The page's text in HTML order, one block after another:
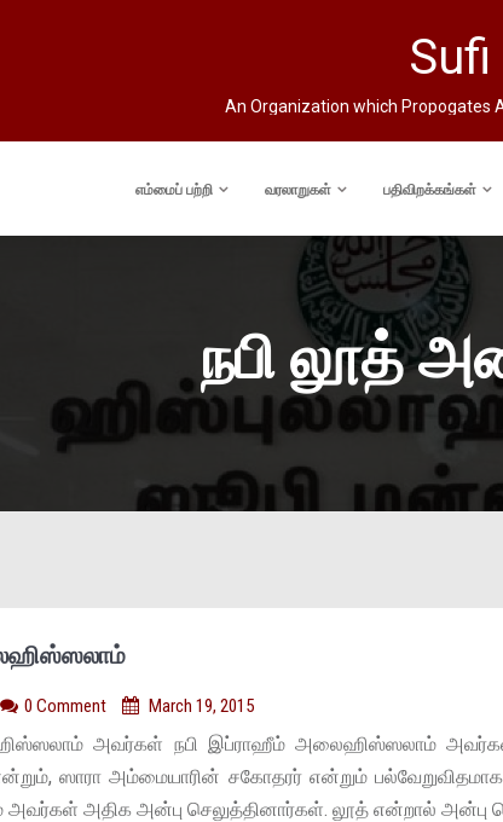
Sufi
An Organization which Propogates
எம்மைப் பற்றி வரலாறுகள் பதிவிறக்கங்கள்
நபி லூத்
0 Comment March 19, 2015
அவர்கள் நபி இப்ராஹீம் அலைஹிஸ்ஸலாம்
ஸாரா அம்மையாரின் சகோதரர் என்றும்
அதிக அன்பு செலுத்தினார்கள். லூத் என்றால் அன்பு